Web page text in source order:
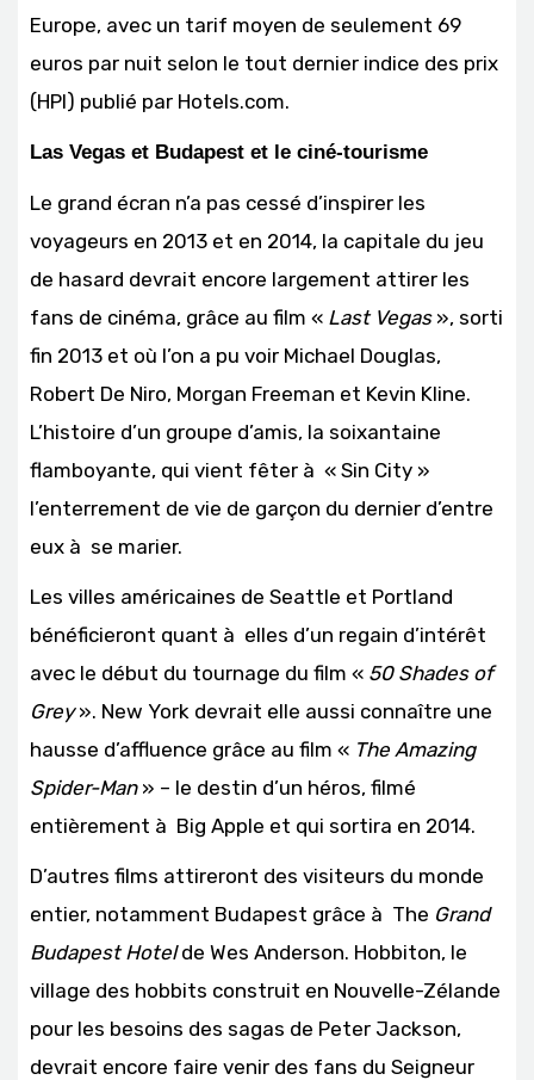
Europe, avec un tarif moyen de seulement 69
euros par nuit selon le tout dernier indice des prix
(HPI) publié par Hotels.com.
Las Vegas et Budapest et le ciné-tourisme
Le grand écran n’a pas cessé d’inspirer les
voyageurs en 2013 et en 2014, la capitale du jeu
de hasard devrait encore largement attirer les
fans de cinéma, grâce au film « Last Vegas», sorti
fin 2013 et où l’on a pu voir Michael Douglas,
Robert De Niro, Morgan Freeman et Kevin Kline.
L’histoire d’un groupe d’amis, la soixantaine
flamboyante, qui vient fêter à « Sin City »
l’enterrement de vie de garçon du dernier d’entre
eux à se marier.
Les villes américaines de Seattle et Portland
bénéficieront quant à elles d’un regain d’intérêt
avec le début du tournage du film « 50 Shades of
Grey». New York devrait elle aussi connaître une
hausse d’affluence grâce au film « The Amazing
Spider-Man » – le destin d’un héros, filmé
entièrement à Big Apple et qui sortira en 2014.
D’autres films attireront des visiteurs du monde
entier, notamment Budapest grâce à The Grand
Budapest Hotelde Wes Anderson. Hobbiton, le
village des hobbits construit en Nouvelle-Zélande
pour les besoins des sagas de Peter Jackson,
devrait encore faire venir des fans du Seigneur